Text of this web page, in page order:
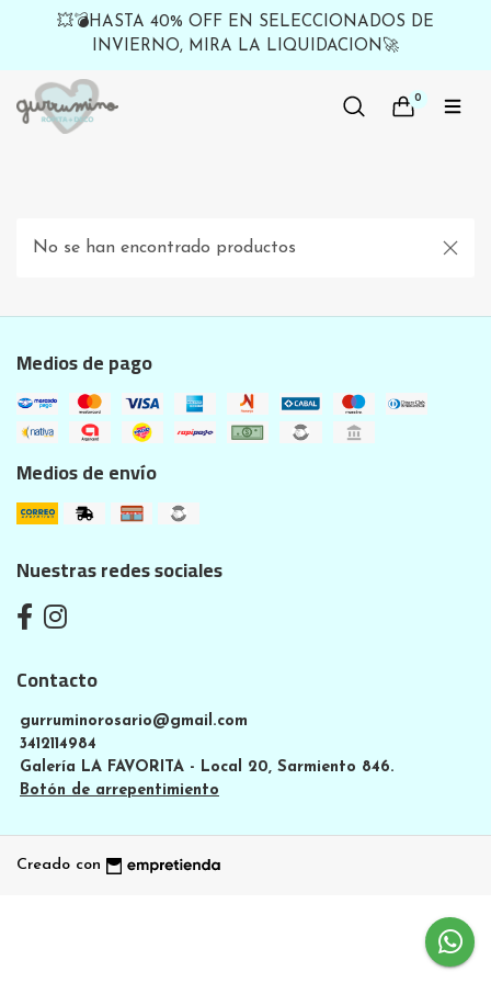
💥💣HASTA 40% OFF EN SELECCIONADOS DE
INVIERNO, MIRA LA LIQUIDACION🚀
0
No se han encontrado productos
Medios de pago
Medios de envío
Nuestras redes sociales
Contacto
gurruminorosario@gmail.com
3412114984
Galería LA FAVORITA - Local 20, Sarmiento 846.
Botón de arrepentimiento
Creado con